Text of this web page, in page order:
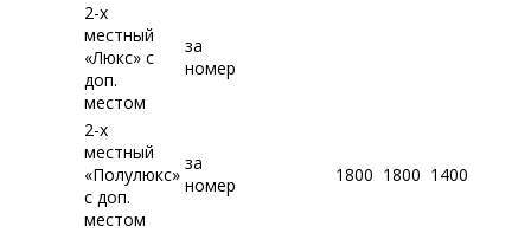
2-х
местный
«Люкс» с
доп.
местом
за
номер
2-х
местный
«Полулюкс»
с доп.
местом
за
номер
1800 1800 1400